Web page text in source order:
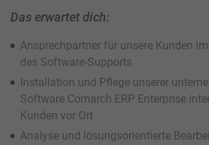
Das erwartet dich:
Ansprechpartner für unsere Kunden
des Software-Supports
Installation und Pflege unserer
Software Comarch ERP Enterprise
Kunden vor Ort
Analyse und lösungsorientierte